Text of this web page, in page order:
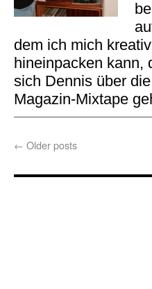
dem ich mich
hineinpacken kann,
sich Dennis über
Magazin-Mixtape
← Older posts